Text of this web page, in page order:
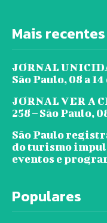
Mais recentes
JORNAL
São Paulo, 08 a
JORNAL VER A
258 – São Paulo,
São Paulo
do turismo
eventos e
Populares